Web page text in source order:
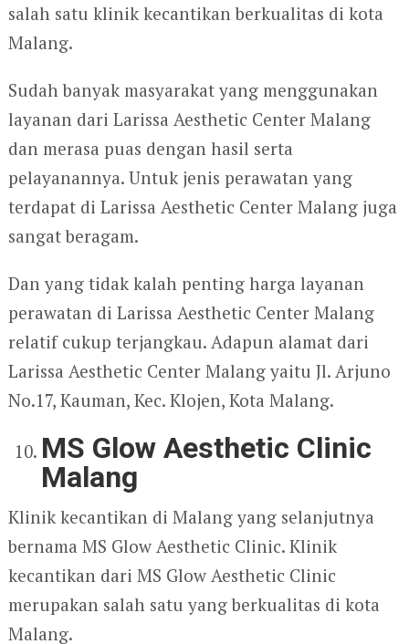
salah satu klinik kecantikan berkualitas di kota
Malang.
Sudah banyak masyarakat yang menggunakan
layanan dari Larissa Aesthetic Center Malang
dan merasa puas dengan hasil serta
pelayanannya. Untuk jenis perawatan yang
terdapat di Larissa Aesthetic Center Malang juga
sangat beragam.
Dan yang tidak kalah penting harga layanan
perawatan di Larissa Aesthetic Center Malang
relatif cukup terjangkau. Adapun alamat dari
Larissa Aesthetic Center Malang yaitu Jl. Arjuno
No.17, Kauman, Kec. Klojen, Kota Malang.
MS Glow Aesthetic Clinic
Malang
Klinik kecantikan di Malang yang selanjutnya
bernama MS Glow Aesthetic Clinic. Klinik
kecantikan dari MS Glow Aesthetic Clinic
merupakan salah satu yang berkualitas di kota
Malang.